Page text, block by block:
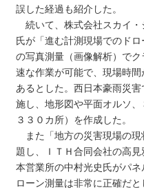
誤した経過も紹介した。
続いて、株式会社スカイ・
氏が「進む計測現場でのド
の写真測量（画像解析）で
速な作業が可能で、現場時
あるとした。西日本豪雨災
施し、地形図や平面オルソ
３３０カ所）を作成した。
また「地方の災害現場の現
題し、ＩＴＨ合同会社の高
本営業所の中村光史氏がパ
ローン測量は非常に正確だ